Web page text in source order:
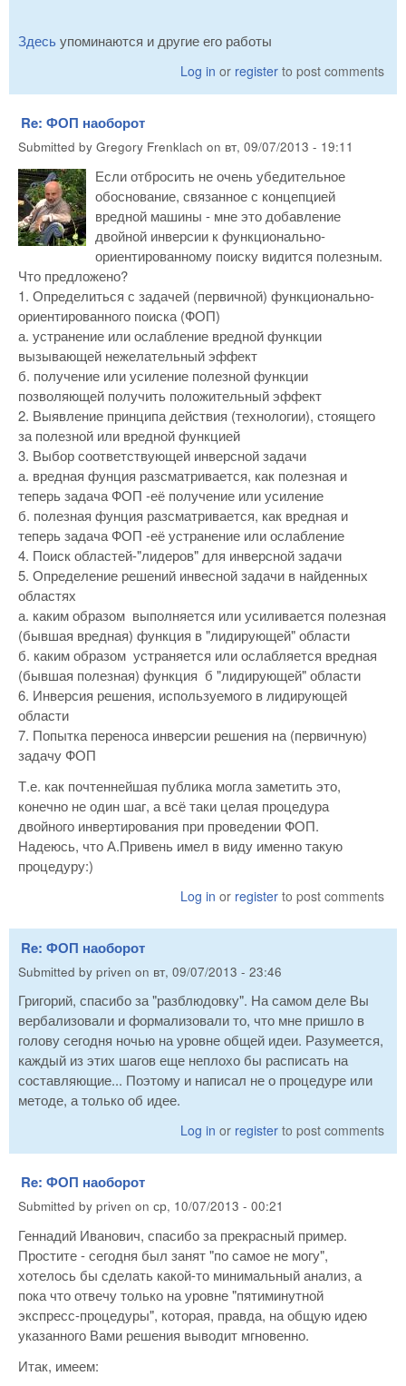
Здесьупоминаются и другие его работы
Log in or register to post comments
Re: ФОП наоборот
Submitted by Gregory Frenklach on вт, 09/07/2013 - 19:11
Если отбросить не очень убедительное
обоснование, связанное с концепцией
вредной машины - мне это добавление
двойной инверсии к функционально-
ориентированному поиску видится полезным.
Что предложено?
1. Определиться с задачей (первичной) функционально-
ориентированного поиска (ФОП)
а. устранение или ослабление вредной функции
вызывающей нежелательный эффект
б. получение или усиление полезной функции
позволяющей получить положительный эффект
2. Выявление принципа действия (технологии), стоящего
за полезной или вредной функцией
3. Выбор соответствующей инверсной задачи
а. вредная фунция разсматривается, как полезная и
теперь задача ФОП -её получение или усиление
б. полезная фунция разсматривается, как вредная и
теперь задача ФОП -её устранение или ослабление
4. Поиск областей-"лидеров" для инверсной задачи
5. Определение решений инвесной задачи в найденных
областях
а. каким образом выполняется или усиливается полезная
(бывшая вредная) функция в "лидирующей" области
б. каким образом устраняется или ослабляется вредная
(бывшая полезная) функция б "лидирующей" области
6. Инверсия решения, используемого в лидирующей
области
7. Попытка переноса инверсии решения на (первичную)
задачу ФОП
Т.е. как почтеннейшая публика могла заметить это,
конечно не один шаг, а всё таки целая процедура
двойного инвертирования при проведении ФОП.
Надеюсь, что А.Привень имел в виду именно такую
процедуру:)
Log in or register to post comments
Re: ФОП наоборот
Submitted by priven on вт, 09/07/2013 - 23:46
Григорий, спасибо за "разблюдовку". На самом деле Вы
вербализовали и формализовали то, что мне пришло в
голову сегодня ночью на уровне общей идеи. Разумеется,
каждый из этих шагов еще неплохо бы расписать на
составляющие... Поэтому и написал не о процедуре или
методе, а только об идее.
Log in or register to post comments
Re: ФОП наоборот
Submitted by priven on ср, 10/07/2013 - 00:21
Геннадий Иванович, спасибо за прекрасный пример.
Простите - сегодня был занят "по самое не могу",
хотелось бы сделать какой-то минимальный анализ, а
пока что отвечу только на уровне "пятиминутной
экспресс-процедуры", которая, правда, на общую идею
указанного Вами решения выводит мгновенно.
Итак, имеем: